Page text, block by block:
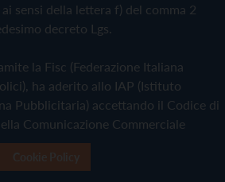
sensi della lettera f) del comma 2
decreto Lgs.
la Fisc (Federazione Italiana
ha aderito allo IAP (Istituto
Pubblicitaria) accettando il Codice di
Comunicazione Commerciale